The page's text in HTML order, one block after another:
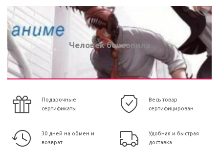
Человек бензопила
Подарочные
сертификаты
Весь товар
сертифицирован
30 дней на обмен и
возврат
Удобная и быстрая
доставка